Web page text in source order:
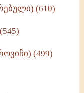
(610)
(499)